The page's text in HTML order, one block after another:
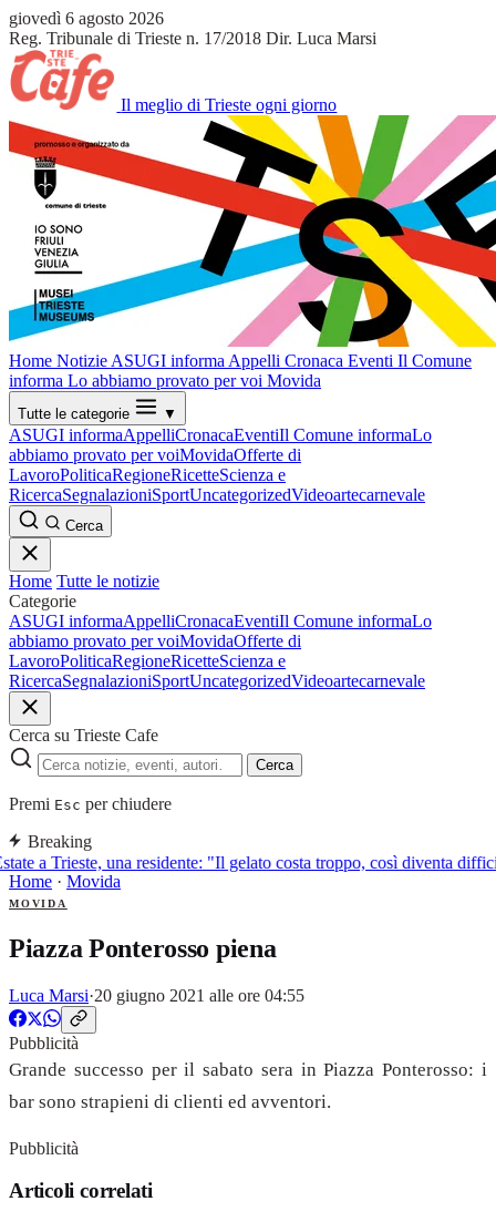
giovedì 6 agosto 2026
Reg. Tribunale di Trieste n. 17/2018 Dir. Luca Marsi
Il meglio di Trieste ogni giorno
Home Notizie ASUGI informa Appelli Cronaca Eventi Il Comune
informa Lo abbiamo provato per voi Movida
Tutte le categorie ▼
ASUGI informaAppelliCronacaEventiIl Comune informaLo
abbiamo provato per voiMovidaOfferte di
LavoroPoliticaRegioneRicetteScienza e
RicercaSegnalazioniSportUncategorizedVideoartecarnevale
Cerca
Home Tutte le notizie
Categorie
ASUGI informaAppelliCronacaEventiIl Comune informaLo
abbiamo provato per voiMovidaOfferte di
LavoroPoliticaRegioneRicetteScienza e
RicercaSegnalazioniSportUncategorizedVideoartecarnevale
Cerca su Trieste Cafe
Cerca
Premi Esc per chiudere
Breaking
a Trieste, una residente: "Il gelato costa troppo, così diventa
Home · Movida
MOVIDA
Piazza Ponterosso piena
Luca Marsi·20 giugno 2021 alle ore 04:55
Pubblicità
Grande successo per il sabato sera in Piazza Ponterosso: i
bar sono strapieni di clienti ed avventori.
Pubblicità
Articoli correlati